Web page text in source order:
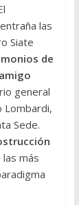
las
Siate
de
general
Lombardi,
Sede.
más